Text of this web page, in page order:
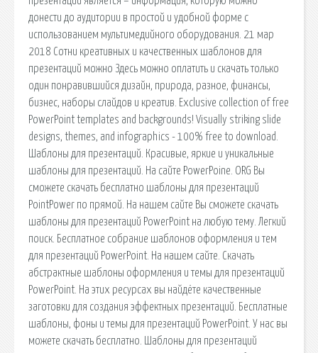
донести до аудитории в простой и удобной форме с
использованием мультимедийного оборудования. 21 мар
2018 Сотни креативных и качественных шаблонов для
презентаций можно Здесь можно оплатить и скачать только
один понравившийся дизайн, природа, разное, финансы,
бизнес, наборы слайдов и креатив. Exclusive collection of free
PowerPoint templates and backgrounds! Visually striking slide
designs, themes, and infographics - 100% free to download.
Шаблоны для презентаций. Красивые, яркие и уникальные
шаблоны для презентаций. На сайте PowerPoinе. ORG Вы
сможете скачать бесплатно шаблоны для презентаций
PointPower по прямой. На нашем сайте Вы cможете скачать
шаблоны для презентаций PowerPoint на любую тему. Легкий
поиск. Бесплатное собрание шаблонов оформления и тем
для презентаций PowerPoint. На нашем сайте. Скачать
абстрактные шаблоны оформления и темы для презентаций
PowerPoint. На этих ресурсах вы найдёте качественные
заготовки для создания эффектных презентаций. Бесплатные
шаблоны, фоны и темы для презентаций PowerPoint. У нас вы
можете скачать бесплатно. Шаблоны для презентаций